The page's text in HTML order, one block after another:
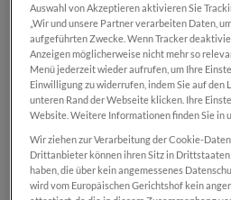
Regulärer Preis:
€ 100,00
Preise inkl. MwSt. zzgl.
Sofort verfügbar, Lieferzeit: 1-2
Das Produkt is nur für
Auswahl von Akzeptieren aktivieren Sie
„Wir und unsere Partner verarbeiten Daten,
aufgeführten Zwecke. Wenn Tracker
Anzeigen möglicherweise nicht mehr so
Menü jederzeit wieder aufrufen, um Ihre
Einwilligung zu widerrufen, indem Sie auf den
unteren Rand der Webseite klicken. Ihre
Website. Weitere Informationen finden Sie in
Wir ziehen zur Verarbeitung der Cookie-
Drittanbieter können ihren Sitz in Drittstaaten
haben, die über kein angemessenes
wird vom Europäischen Gerichtshof kein